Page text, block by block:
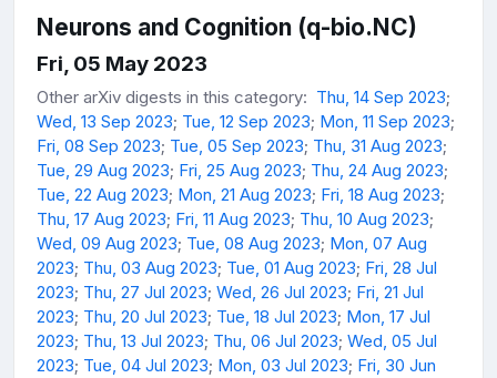
Neurons and Cognition (q-bio.NC)
Fri, 05 May 2023
Other arXiv digests in this category: Thu, 14 Sep 2023;
Wed, 13 Sep 2023; Tue, 12 Sep 2023; Mon, 11 Sep 2023;
Fri, 08 Sep 2023; Tue, 05 Sep 2023; Thu, 31 Aug 2023;
Tue, 29 Aug 2023; Fri, 25 Aug 2023; Thu, 24 Aug 2023;
Tue, 22 Aug 2023; Mon, 21 Aug 2023; Fri, 18 Aug 2023;
Thu, 17 Aug 2023; Fri, 11 Aug 2023; Thu, 10 Aug 2023;
Wed, 09 Aug 2023; Tue, 08 Aug 2023; Mon, 07 Aug
2023; Thu, 03 Aug 2023; Tue, 01 Aug 2023; Fri, 28 Jul
2023; Thu, 27 Jul 2023; Wed, 26 Jul 2023; Fri, 21 Jul
2023; Thu, 20 Jul 2023; Tue, 18 Jul 2023; Mon, 17 Jul
2023; Thu, 13 Jul 2023; Thu, 06 Jul 2023; Wed, 05 Jul
2023; Tue, 04 Jul 2023; Mon, 03 Jul 2023; Fri, 30 Jun